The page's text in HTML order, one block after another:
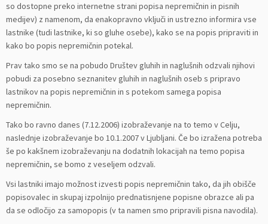
so dostopne preko internetne strani popisa nepremičnin in pisnih
medijev) z namenom, da enakopravno vključi in ustrezno informira vse
lastnike (tudi lastnike, ki so gluhe osebe), kako se na popis pripraviti in
kako bo popis nepremičnin potekal.
Prav tako smo se na pobudo Društev gluhih in naglušnih odzvali njihovi
pobudi za posebno seznanitev gluhih in naglušnih oseb s pripravo
lastnikov na popis nepremičnin in s potekom samega popisa
nepremičnin.
Tako bo ravno danes (7.12.2006) izobraževanje na to temo v Celju,
naslednje izobraževanje bo 10.1.2007 v Ljubljani. Če bo izražena potreba
še po kakšnem izobraževanju na dodatnih lokacijah na temo popisa
nepremičnin, se bomo z veseljem odzvali.
Vsi lastniki imajo možnost izvesti popis nepremičnin tako, da jih obišče
popisovalec in skupaj izpolnijo prednatisnjene popisne obrazce ali pa
da se odločijo za samopopis (v ta namen smo pripravili pisna navodila).